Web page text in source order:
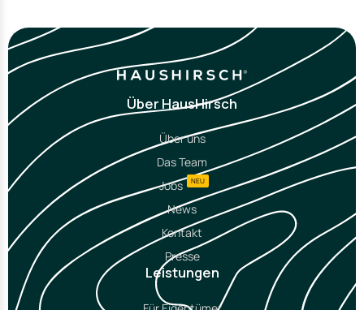
Über HausHirsch
Über uns
Das Team
Jobs
NEU
News
Kontakt
Presse
Leistungen